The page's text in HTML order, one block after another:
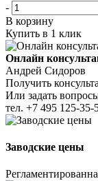
-
В корзину
Купить в 1 клик
Онлайн
Андрей Сидоров
Получить
Или задать
тел. +7 495 125-35-
Заводские цены